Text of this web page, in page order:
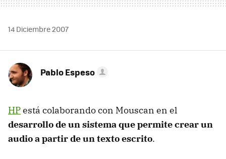
14 Diciembre 2007
Pablo Espeso
HPestá colaborando con Mouscan en el
desarrollo de un sistema que permite crear un
audio a partir de un texto escrito.